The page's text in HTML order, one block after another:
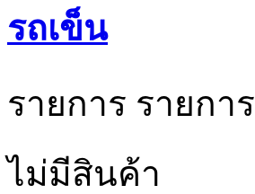
รถเข็น
รายการ รายการ
ไม่มีสินค้า